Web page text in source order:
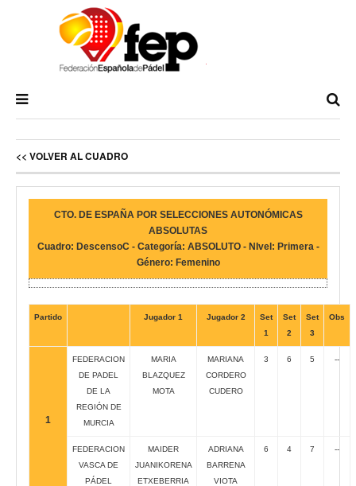
<< VOLVER AL CUADRO
CTO. DE ESPAÑA POR SELECCIONES AUTONÓMICAS
ABSOLUTAS
Cuadro: DescensoC - Categoría: ABSOLUTO - NIvel: Primera -
Género: Femenino
Partido Jugador 1 Jugador 2
Set
1
Set
2
Set
3
Obs
1
FEDERACION
DE PADEL
DE LA
REGIÓN DE
MURCIA
MARIA
BLAZQUEZ
MOTA
MARIANA
CORDERO
CUDERO
3 6 5 --
FEDERACION
VASCA DE
PÁDEL
MAIDER
JUANIKORENA
ETXEBERRIA
ADRIANA
BARRENA
VIOTA
6 4 7 --